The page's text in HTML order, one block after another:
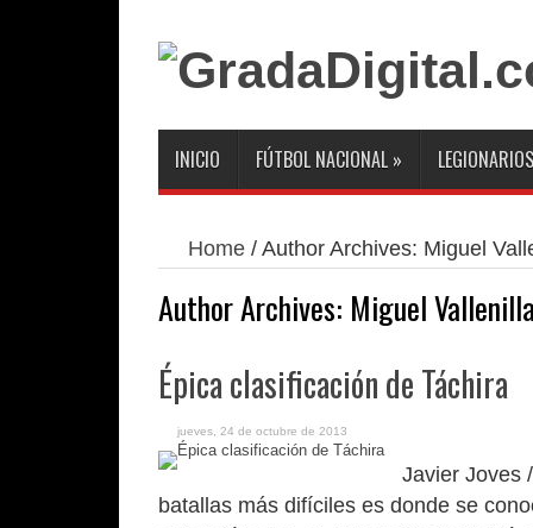
INICIO FÚTBOL NACIONAL » LEGIONARIOS
Home/ Author Archives: Miguel
Author Archives: Miguel
Épica clasificación de Táchira
jueves, 24 de octubre de 2013
Javier Joves
batallas más difíciles es donde se